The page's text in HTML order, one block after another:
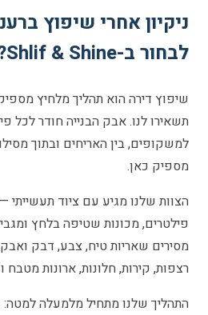
ניקיון אחרי שיפוץ
לבחור ב-Shlif & Shine?
שיפוץ דירה הוא תהליך מלחיץ
תשאירו לנו. אבק הבנייה חודר לכל
למשקופים, בין האריחים ובתוך
מספיק כאן.
הצוות שלנו מגיע עם ציוד
פילטרים, מכונות שטיפה בלחץ
מסירים שאריות טיח, צבע, דבק
רצפות, קירות, חלונות, ארונות מטבח
התהליך שלנו מתחיל מלמעלה למטה: